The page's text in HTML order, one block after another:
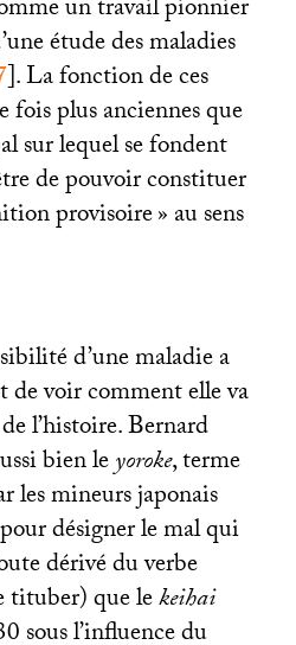
un travail pionnier
étude des maladies
]. La fonction de ces
fois plus anciennes que
sur lequel se fondent
de pouvoir constituer
provisoire» au sens
d’une maladie a
de voir comment elle va
l’histoire. Bernard
bien leyoroke, terme
les mineurs japonais
désigner le mal qui
dérivé du verbe
que lekeihai
sous l’influence du